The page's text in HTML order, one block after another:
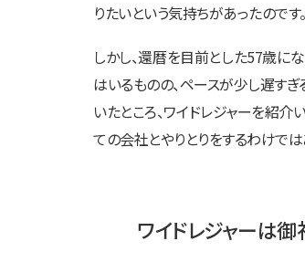
りたいという気持ちがあったのです。
しかし、還暦を目前とした57歳に
はいるものの、ペースが少し遅す
いたところ、ワイドレジャーを紹
ての会社とやりとりをするわけで
ワイドレジャーは